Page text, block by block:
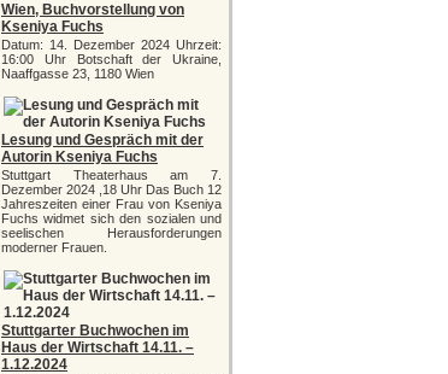
Wien, Buchvorstellung von
Kseniya Fuchs
Datum: 14. Dezember 2024 Uhrzeit:
16:00 Uhr Botschaft der Ukraine,
Naaffgasse 23, 1180 Wien
Lesung und Gespräch mit der
Autorin Kseniya Fuchs
Stuttgart Theaterhaus am 7.
Dezember 2024 ,18 Uhr Das Buch 12
Jahreszeiten einer Frau von Kseniya
Fuchs widmet sich den sozialen und
seelischen Herausforderungen
moderner Frauen.
Stuttgarter Buchwochen im
Haus der Wirtschaft 14.11. –
1.12.2024